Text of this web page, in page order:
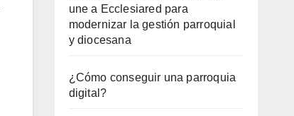
une a Ecclesiared para
modernizar la gestión parroquial
y diocesana
¿Cómo conseguir una parroquia
digital?